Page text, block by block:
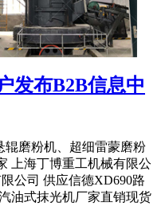
发布B2B信息中
辊磨粉机、超细雷蒙磨粉
上海丁博重工机械有限公
公司 供应信德XD690路
油式抹光机厂家直销现货